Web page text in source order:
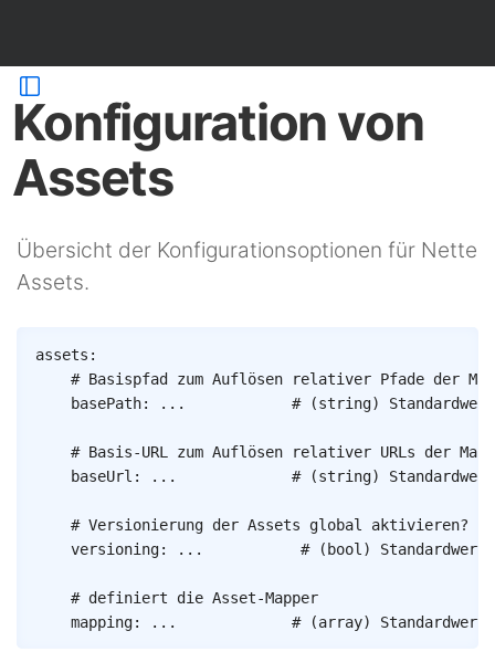
Konfiguration von
Assets
Übersicht der Konfigurationsoptionen für Nette
Assets.
assets :
# Basispfad zum Auflösen relativer Pfade der
basePath: ... # (string) Standardwert
# Basis-URL zum Auflösen relativer URLs der
baseUrl : ... # (string) Standardwert
# Versionierung der Assets global aktivieren?
versioning: ... # (bool)
# definiert die Asset-Mapper
mapping: ... # (array)